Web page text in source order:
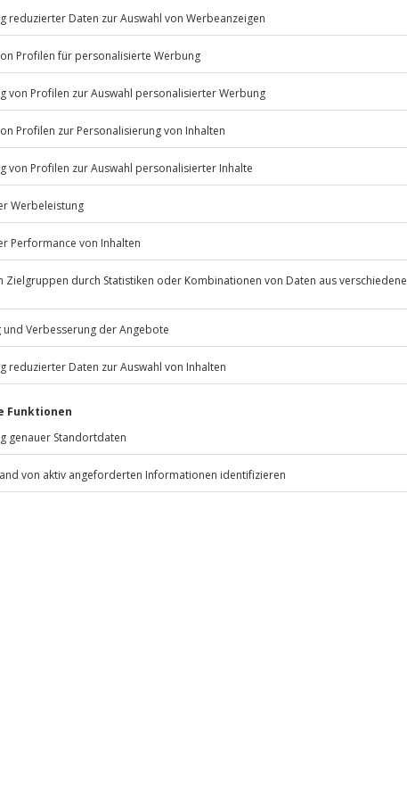
Fahrgefühl. Nach einer
das Steuer in die Hand –
Fahrspaß im Fokus stehen.
genieße die unvergleichliche
auf der Rennstrecke
Absprache mit dem
Listenansicht
© OpenStreetMaps
Jochen Schweizer
Mühldorfstraße 8
81671 München
außer an bundesweiten